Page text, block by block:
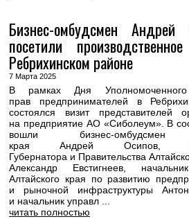
Бизнес-омбудсмен
посетили
Ребрихинском районе
7 Марта 2025
В рамках Дня
прав предпринимателей в
состоялся визит представителей
на предприятие АО «Сиболеум». В
вошли бизнес-омбудсмен
края Андрей Осипов,
Губернатора и Правительства
Александр Евстигнеев,
Алтайского края по развитию
и рыночной инфраструктуры
и начальник управл ...
читать полностью